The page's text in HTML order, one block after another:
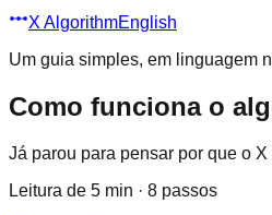
X AlgorithmEnglish
Um guia simples, em linguagem
Como funciona o
Já parou para pensar por que o
Leitura de 5 min · 8 passos